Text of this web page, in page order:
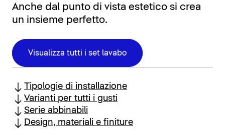
Anche dal punto di vista estetico si crea
un insieme perfetto.
Visualizza tutti i set lavabo
Tipologie di installazione
Varianti per tutti i gusti
Serie abbinabili
Design, materiali e finiture